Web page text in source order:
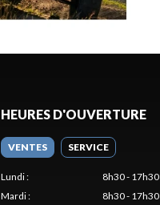
HEURES D'OUVERTURE
VENTES SERVICE
Lundi:
8h30 - 17h30
Mardi:
8h30 - 17h30